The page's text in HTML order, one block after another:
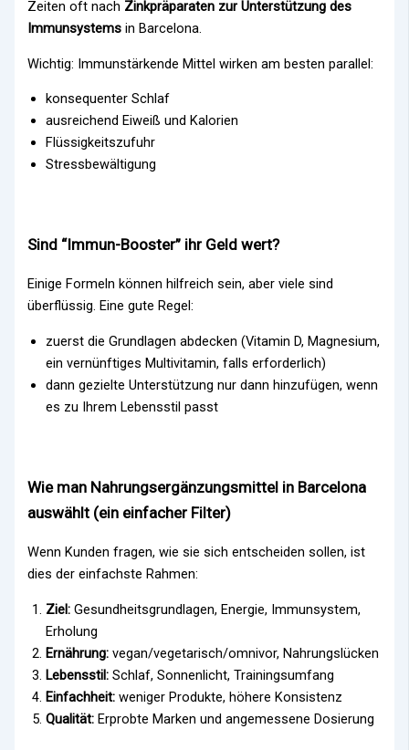
Zeiten oft nach Zinkpräparaten zur Unterstützung des
Immunsystems in Barcelona.
Wichtig: Immunstärkende Mittel wirken am besten parallel:
konsequenter Schlaf
ausreichend Eiweiß und Kalorien
Flüssigkeitszufuhr
Stressbewältigung
Sind “Immun-Booster” ihr Geld wert?
Einige Formeln können hilfreich sein, aber viele sind
überflüssig. Eine gute Regel:
zuerst die Grundlagen abdecken (Vitamin D, Magnesium,
ein vernünftiges Multivitamin, falls erforderlich)
dann gezielte Unterstützung nur dann hinzufügen, wenn
es zu Ihrem Lebensstil passt
Wie man Nahrungsergänzungsmittel in Barcelona
auswählt (ein einfacher Filter)
Wenn Kunden fragen, wie sie sich entscheiden sollen, ist
dies der einfachste Rahmen:
Ziel:Gesundheitsgrundlagen, Energie, Immunsystem,
Erholung
Ernährung:vegan/vegetarisch/omnivor, Nahrungslücken
Lebensstil:Schlaf, Sonnenlicht, Trainingsumfang
Einfachheit:weniger Produkte, höhere Konsistenz
Qualität:Erprobte Marken und angemessene Dosierung